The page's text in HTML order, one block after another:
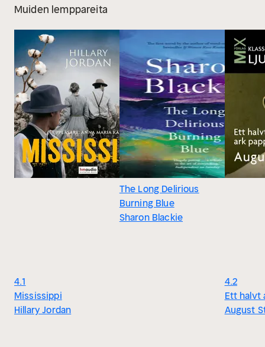
Muiden lemppareita
4.1
Mississippi
Hillary Jordan
The Long Delirious
Burning Blue
Sharon Blackie
4.2
Ett halvt
August